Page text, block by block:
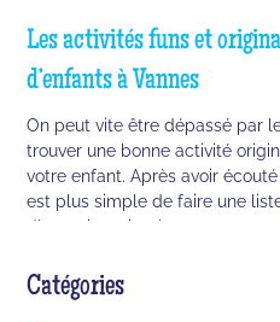
Les activités funs et
d’enfants à Vannes
On peut vite être dépassé par
trouver une bonne activité
votre enfant. Après avoir
est plus simple de faire une
d'organiser simplement son
enfant c’est beaucoup plus
donc cette liste d'activités pour
Catégories